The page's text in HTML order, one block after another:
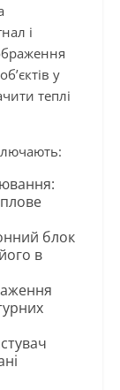
і
у
теплі
блок
в